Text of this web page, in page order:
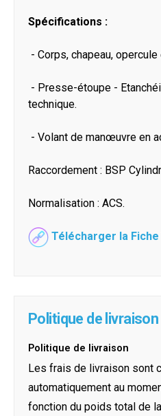
Spécifications :
- Corps, chapeau,
- Presse-étoupe -
technique.
- Volant de manœuvre en
Raccordement : BSP
Normalisation : ACS.
Télécharger la Fiche
Politique de livraison
Politique de livraison
Les frais de livraison sont
automatiquement au
fonction du poids total de